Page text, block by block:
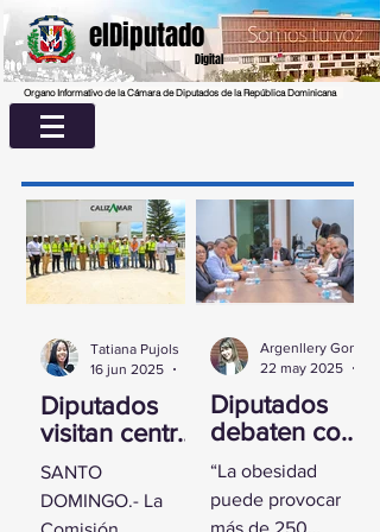
elDiputado
Digital
Organo Informativo de la Cámara de Diputados de la República Dominicana
Diputados
visitan centro
UASD La
Romana para
conocer
SANTO
DOMINGO.- La
Tatiana Pujols
16 jun 2025
Diputados
debaten con
experta
sobre la
obesidad
“La obesidad
puede provocar
más de 250
22 may 2025